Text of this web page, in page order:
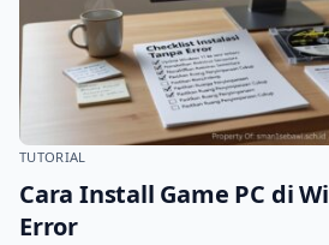
TUTORIAL
Cara Install Game PC di
Error